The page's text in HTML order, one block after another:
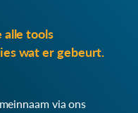
alle tools
wat er gebeurt.
via ons